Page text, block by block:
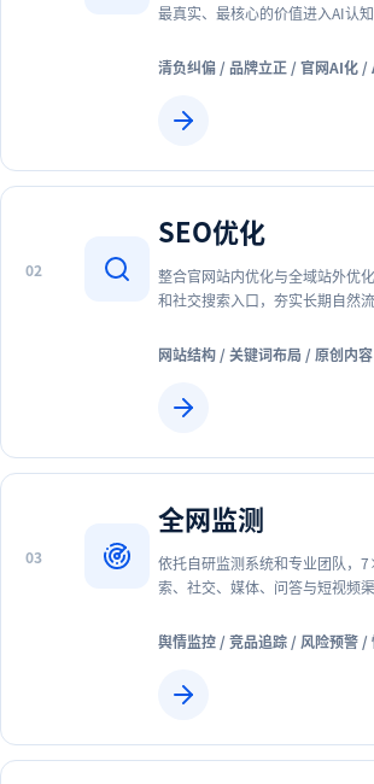
最真实、最核心的价值进入AI认知
清负纠偏 / 品牌立正 / 官网AI化 /
02
SEO优化
整合官网站内优化与全域站外优
和社交搜索入口，夯实长期自然流
网站结构 / 关键词布局 / 原创内
03
全网监测
依托自研监测系统和专业团队，
索、社交、媒体、问答与短视频渠
舆情监控 / 竞品追踪 / 风险预警 /